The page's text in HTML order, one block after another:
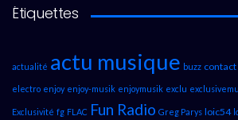
Étiquettes
actualité actu musique buzz contact
electro enjoy enjoy-musik enjoymusik exclu
Exclusivité fg FLAC Fun Radio Greg Parys loic54